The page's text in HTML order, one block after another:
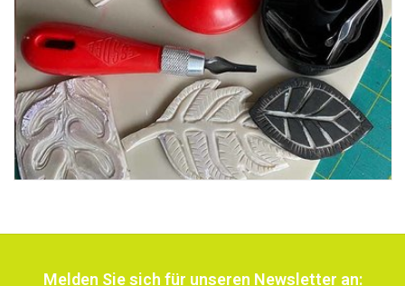
Melden Sie sich für unseren Newsletter an: